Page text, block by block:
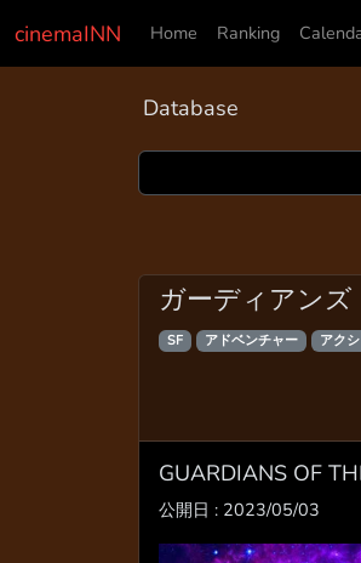
cinemaINN Home Ranking
Database
ガーディアン
SF アドベンチャー アク
GUARDIANS OF
公開日 : 2023/05/03